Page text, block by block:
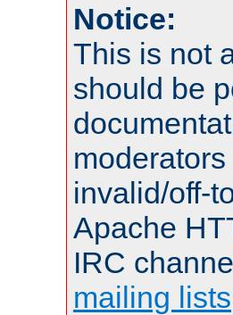
Notice:
This is not
should be
invalid/off-
Apache
IRC
mailing lists